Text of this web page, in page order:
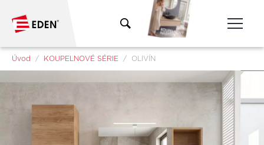
Jsi tady:
Úvod KOUPELNOVÉ SÉRIE OLIVÍN